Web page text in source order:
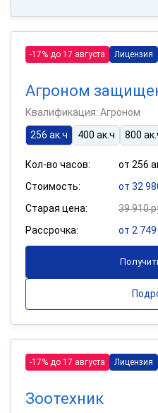
-17% до 17 августа Лицензия
Агроном
Квалификация: Агроном
256 ак.ч
400 ак.ч 800
Кол-во часов:
от 256
Стоимость:
от 32
Старая цена:
39 910
Рассрочка:
от 2
-17% до 17 августа Лицензия
Зоотехник